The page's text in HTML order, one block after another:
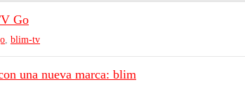
Go
blim-tv
una nueva marca: blim